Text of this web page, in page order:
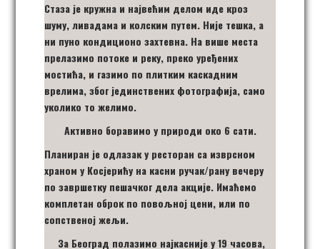
Стаза је кружна и највећим делом иде кроз
шуму, ливадама и колским путем. Није тешка, а
ни пуно кондиционо захтевна. На више места
прелазимо потоке и реку, преко уређених
мостића, и газимо по плитким каскадним
врелима, због јединствених фотографија, само
уколико то желимо.
Aктивно боравимо у природи око 6 сати.
Планиран је одлазак у ресторан са изврсном
храном у Косјерићу на касни ручак/рану вечеру
по завршетку пешачког дела акције. Имаћемо
комплетан оброк по повољној цени, или по
сопственој жељи.
За Београд полазимо најкасније у 19 часова,